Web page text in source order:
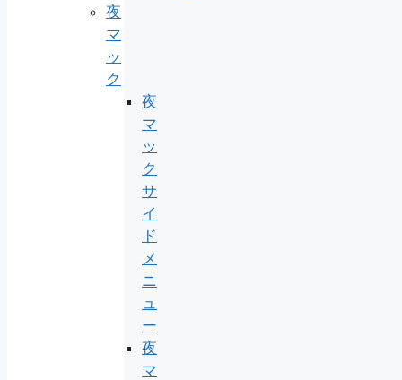
夜
マ
ッ
ク
夜
マ
ッ
ク
サ
イ
ド
メ
ニ
ュ
ー
夜
マ